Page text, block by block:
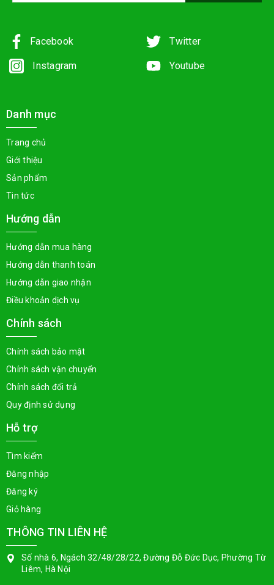
Facebook Twitter
Instagram Youtube
Danh mục
Trang chủ
Giới thiệu
Sản phẩm
Tin tức
Hướng dẫn
Hướng dẫn mua hàng
Hướng dẫn thanh toán
Hướng dẫn giao nhận
Điều khoản dịch vụ
Chính sách
Chính sách bảo mật
Chính sách vận chuyển
Chính sách đổi trả
Quy định sử dụng
Hỗ trợ
Tìm kiếm
Đăng nhập
Đăng ký
Giỏ hàng
THÔNG TIN LIÊN HỆ
Số nhà 6, Ngách 32/48/28/22, Đường Đỗ Đức Dục, Phường Từ
Liêm, Hà Nội